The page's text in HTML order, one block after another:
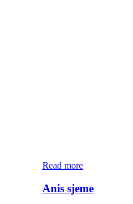
Read more
Anis sjeme